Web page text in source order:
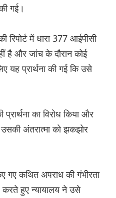
गई।
रिपोर्ट में धारा 377 आईपीसी
है और जांच के दौरान कोई
यह प्रार्थना की गई कि उसे
का विरोध किया और
अंतरात्मा को झकझोर
गए कथित अपराध की गंभीरता
करते हुए न्यायालय ने उसे